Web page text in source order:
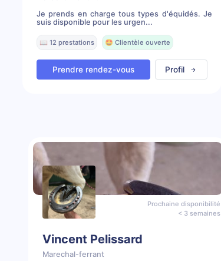
Je prends en charge tous types d'équidés. Je
suis disponible pour les urgen...
📖 12 prestations 🤩 Clientèle ouverte
Prendre rendez-vous Profil
Prochaine disponibilité
< 3 semaines
Vincent Pelissard
Marechal-ferrant